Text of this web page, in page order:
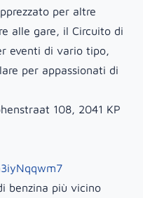
per altre
alle gare, il Circuito di
eventi di vario tipo,
per appassionati di
108, 2041 KP
benzina più vicino